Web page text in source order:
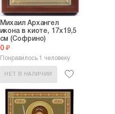
Михаил Архангел
икона в киоте, 17х19,5
см (Софрино)
0 ₽
Понравилось 1 человеку
НЕТ В НАЛИЧИИ